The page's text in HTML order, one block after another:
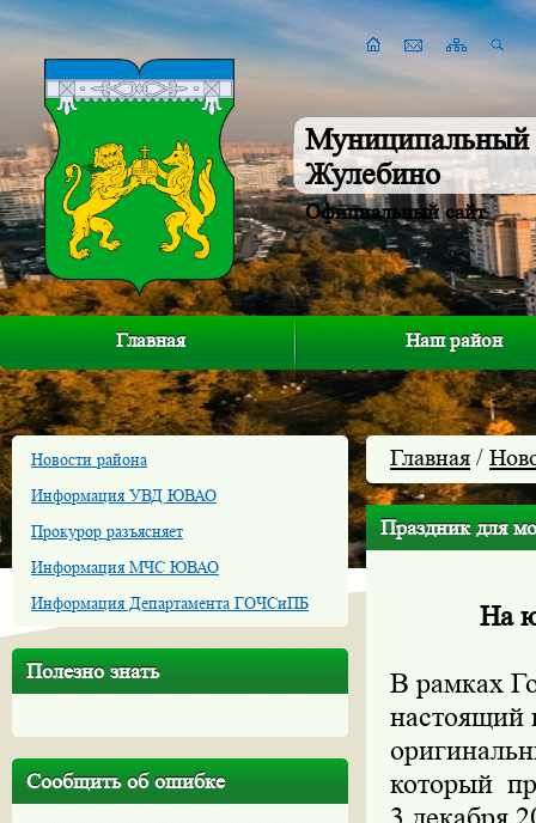
Муниципальный
Жулебино
Официальный сайт
Главная Наш район
Новости района
Информация УВД ЮВАО
Прокурор разъясняет
Информация МЧС ЮВАО
Информация Департамента ГОЧСиПБ
Полезно знать
Сообщить об ошибке
Главная /
Праздник для
На
В рамках
настоящий
который